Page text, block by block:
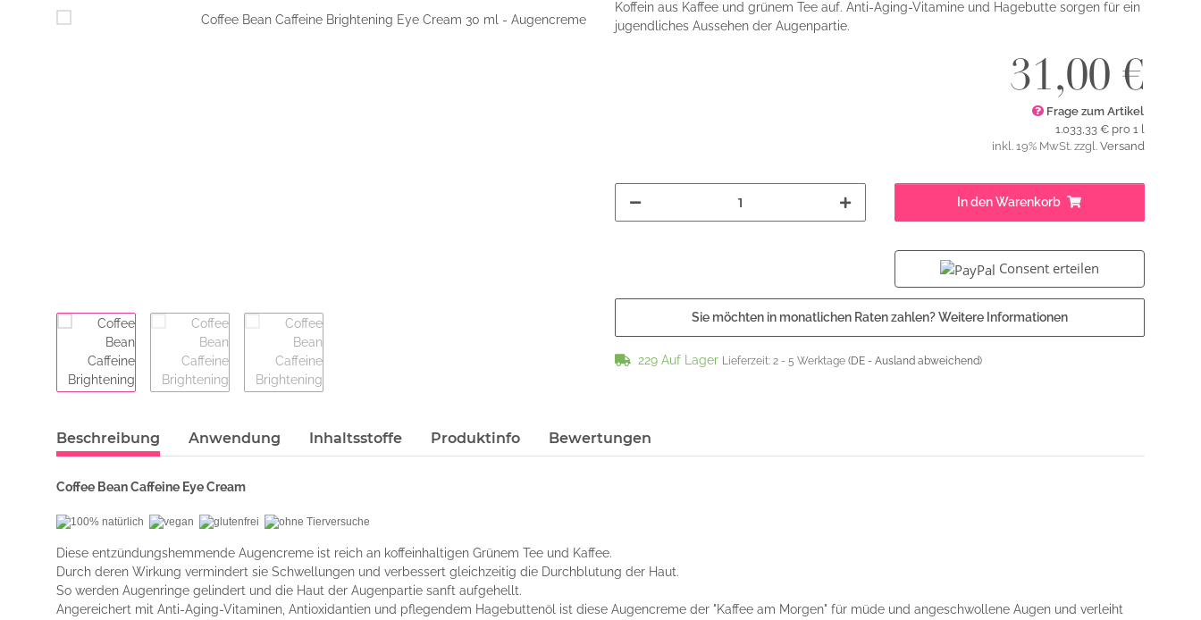
Koffein aus Kaffee und grünem Tee auf. Anti-Aging-Vitamine und Hagebutte sorgen für ein
jugendliches Aussehen der Augenpartie.
31,00 €
Frage zum Artikel
1.033,33 € pro 1 l
inkl. 19% MwSt. zzgl. Versand
In den Warenkorb
Consent erteilen
Sie möchten in monatlichen Raten zahlen?Weitere Informationen
229 Auf Lager Lieferzeit: 2 - 5 Werktage (DE - Ausland abweichend)
Beschreibung Anwendung Inhaltsstoffe Produktinfo Bewertungen
Coffee Bean Caffeine Eye Cream
Diese entzündungshemmende Augencreme ist reich an koffeinhaltigen Grünem Tee und Kaffee.
Durch deren Wirkung vermindert sie Schwellungen und verbessert gleichzeitig die Durchblutung der Haut.
So werden Augenringe gelindert und die Haut der Augenpartie sanft aufgehellt.
Angereichert mit Anti-Aging-Vitaminen, Antioxidantien und pflegendem Hagebuttenöl ist diese Augencreme der "Kaffee am Morgen" für müde und angeschwollene Augen und verleiht